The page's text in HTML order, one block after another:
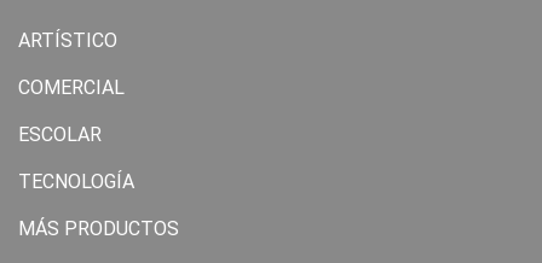
ARTÍSTICO
COMERCIAL
ESCOLAR
TECNOLOGÍA
MÁS PRODUCTOS